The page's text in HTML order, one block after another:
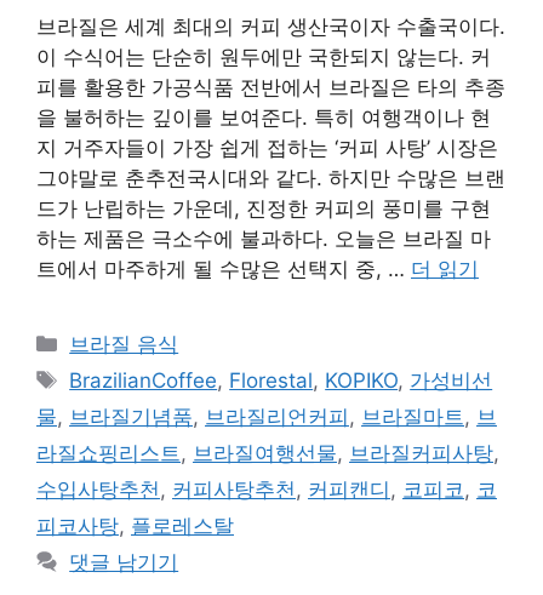
브라질은 세계 최대의 커피 생산국이자 수출국이다.
이 수식어는 단순히 원두에만 국한되지 않는다. 커
피를 활용한 가공식품 전반에서 브라질은 타의 추종
을 불허하는 깊이를 보여준다. 특히 여행객이나 현
지 거주자들이 가장 쉽게 접하는 ‘커피 사탕’ 시장은
그야말로 춘추전국시대와 같다. 하지만 수많은 브랜
드가 난립하는 가운데, 진정한 커피의 풍미를 구현
하는 제품은 극소수에 불과하다. 오늘은 브라질 마
트에서 마주하게 될 수많은 선택지 중, … 더 읽기
카
테
리
브라질 음식
태
그
BrazilianCoffee, Florestal, KOPIKO, 가성비선
물, 브라질기념품, 브라질리언커피 , 브라질마트 , 브
라질쇼핑리스트 , 브라질여행선물, 브라질커피사탕,
수입사탕추천 , 커피사탕추천 , 커피캔디 , 코피코 , 코
피코사탕, 플로레스탈
댓글 남기기